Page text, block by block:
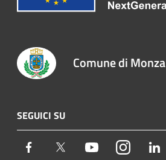
Comune di Monza
SEGUICI SU
Facebook Twitter YoutubeInstagram